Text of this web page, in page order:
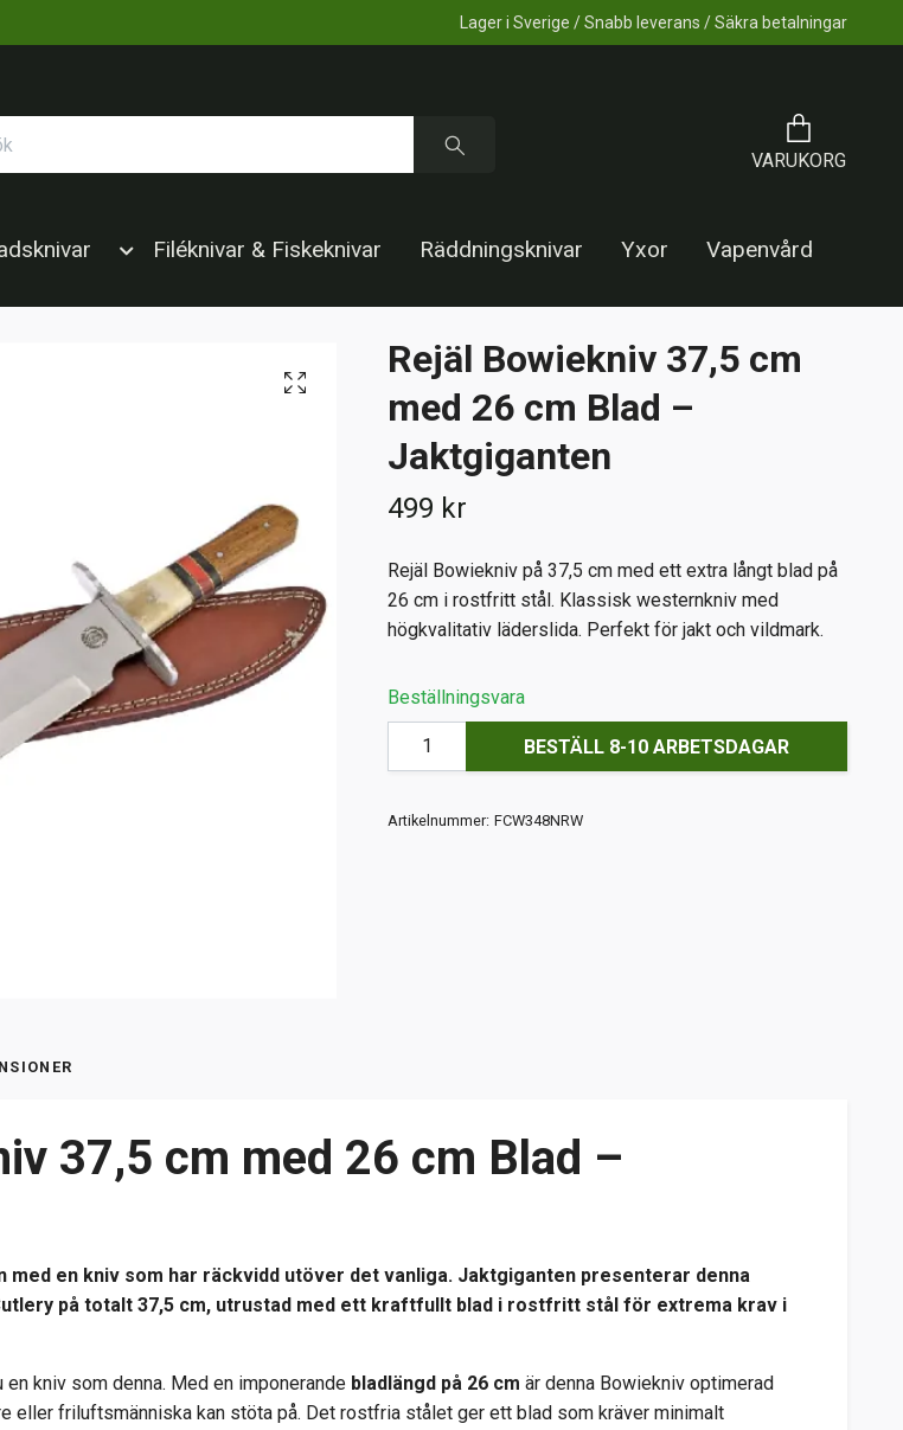
Lager i Sverige / Snabb leverans / Säkra betalningar
VARUKORG
Filéknivar & Fiskeknivar Räddningsknivar Yxor
Vapenvård
Rejäl Bowiekniv 37,5 cm
med 26 cm Blad –
Jaktgiganten
499 kr
Rejäl Bowiekniv på 37,5 cm med ett extra långt blad på
26 cm i rostfritt stål. Klassisk westernkniv med
högkvalitativ läderslida. Perfekt för jakt och vildmark.
Beställningsvara
BESTÄLL 8-10 ARBETSDAGAR
Artikelnummer: FCW348NRW
37,5 cm med 26 cm Blad –
med en kniv som har räckvidd utöver det vanliga. Jaktgiganten presenterar denna
på totalt 37,5 cm, utrustad med ett kraftfullt blad i rostfritt stål för extrema krav i
kniv som denna. Med en imponerande bladlängd på 26 cm är denna Bowiekniv optimerad
eller friluftsmänniska kan stöta på. Det rostfria stålet ger ett blad som kräver minimalt